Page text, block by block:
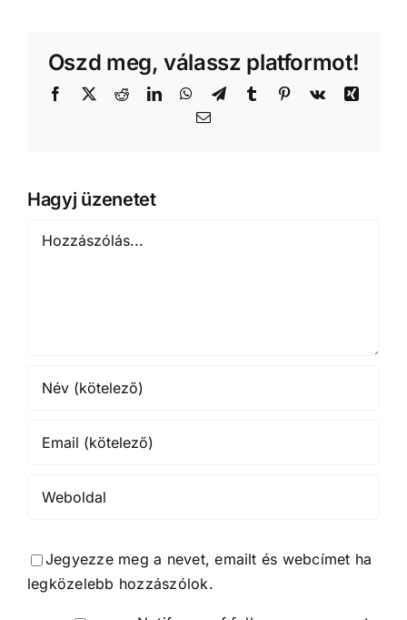
Oszd meg, válassz platformot!
Facebook
X RedditLinkedInWhatsApp
TelegramTumblr Pinterest
Vk
Xing
Email:
Hagyj üzenetet
Hozzászólás
Jegyezze meg a nevet, emailt és webcímet ha
legközelebb hozzászólok.